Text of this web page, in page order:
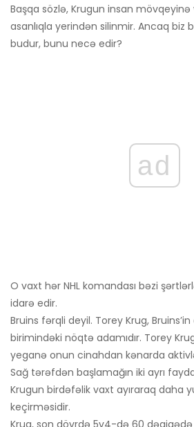
Başqa sözlə, Krugun insan
asanlıqla yerindən silinmir. Ancaq biz
budur, bunu necə edir?
ad
O vaxt hər NHL komandası bəzi
idarə edir.
Bruins fərqli deyil. Torey Krug,
birimindəki nöqtə adamıdır. Torey
yeganə onun cinahdan kənarda
Sağ tərəfdən başlamağın iki ayrı
Krugun birdəfəlik vaxt ayıraraq daha
keçirməsidir.